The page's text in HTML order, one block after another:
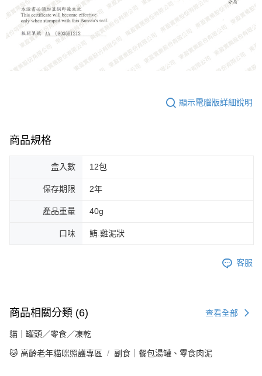
顯示電腦版詳細說明
商品規格
盒入數 12包
保存期限 2年
產品重量 40g
口味 鮪.雞泥狀
客服
商品相關分類 (6) 查看全部
貓｜罐頭／零食／凍乾
🐱 高齡老年貓咪照護專區 副食｜餐包湯罐、零食肉泥